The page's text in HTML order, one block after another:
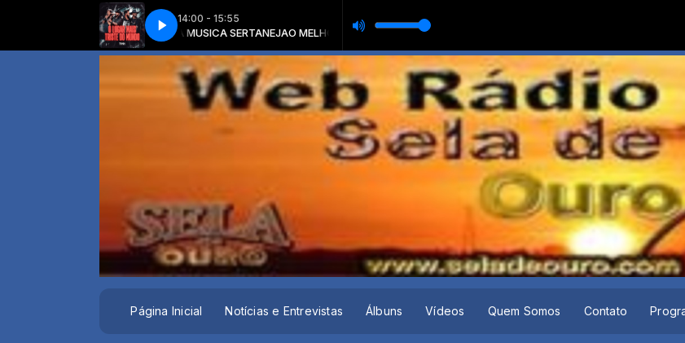
14:00 - 15:55
com O MELHOR DA MUSICA SERTANEJAO MELHOR DA MUSICA SERTANEJA com O MELHOR DA MUSICA SERTANEJA
- O LUGAR MAIS TRISTE DO MUNDOTRAIA VEIA - O LUGAR MAIS TRISTE DO MUNDO
Página Inicial Notícias e Entrevistas Álbuns Vídeos Quem Somos Contato